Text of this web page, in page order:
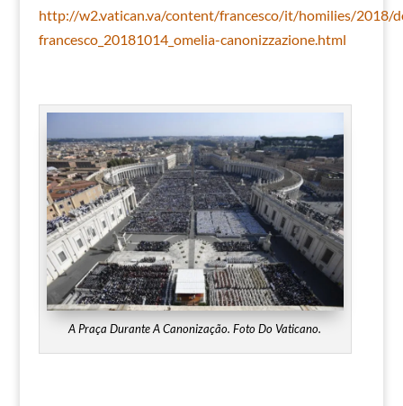
http://w2.vatican.va/content/francesco/it/homilies/2018/
francesco_20181014_omelia-canonizzazione.html
A Praça Durante A Canonização. Foto Do Vaticano.